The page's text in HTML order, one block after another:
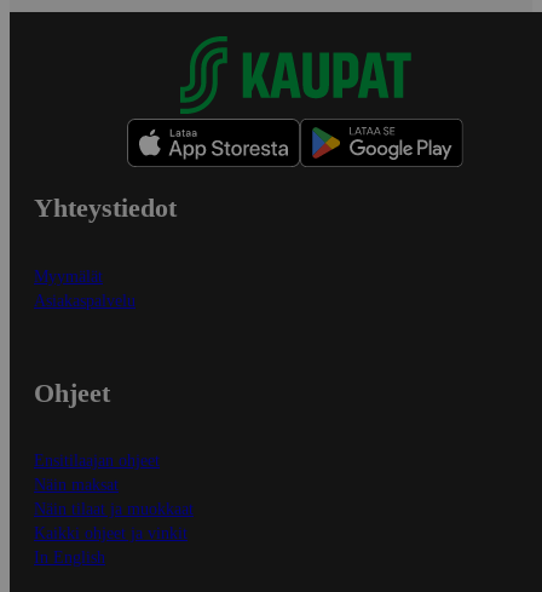
Yhteystiedot
Myymälät
Asiakaspalvelu
Ohjeet
Ensitilaajan ohjeet
Näin maksat
Näin tilaat ja muokkaat
Kaikki ohjeet ja vinkit
In English